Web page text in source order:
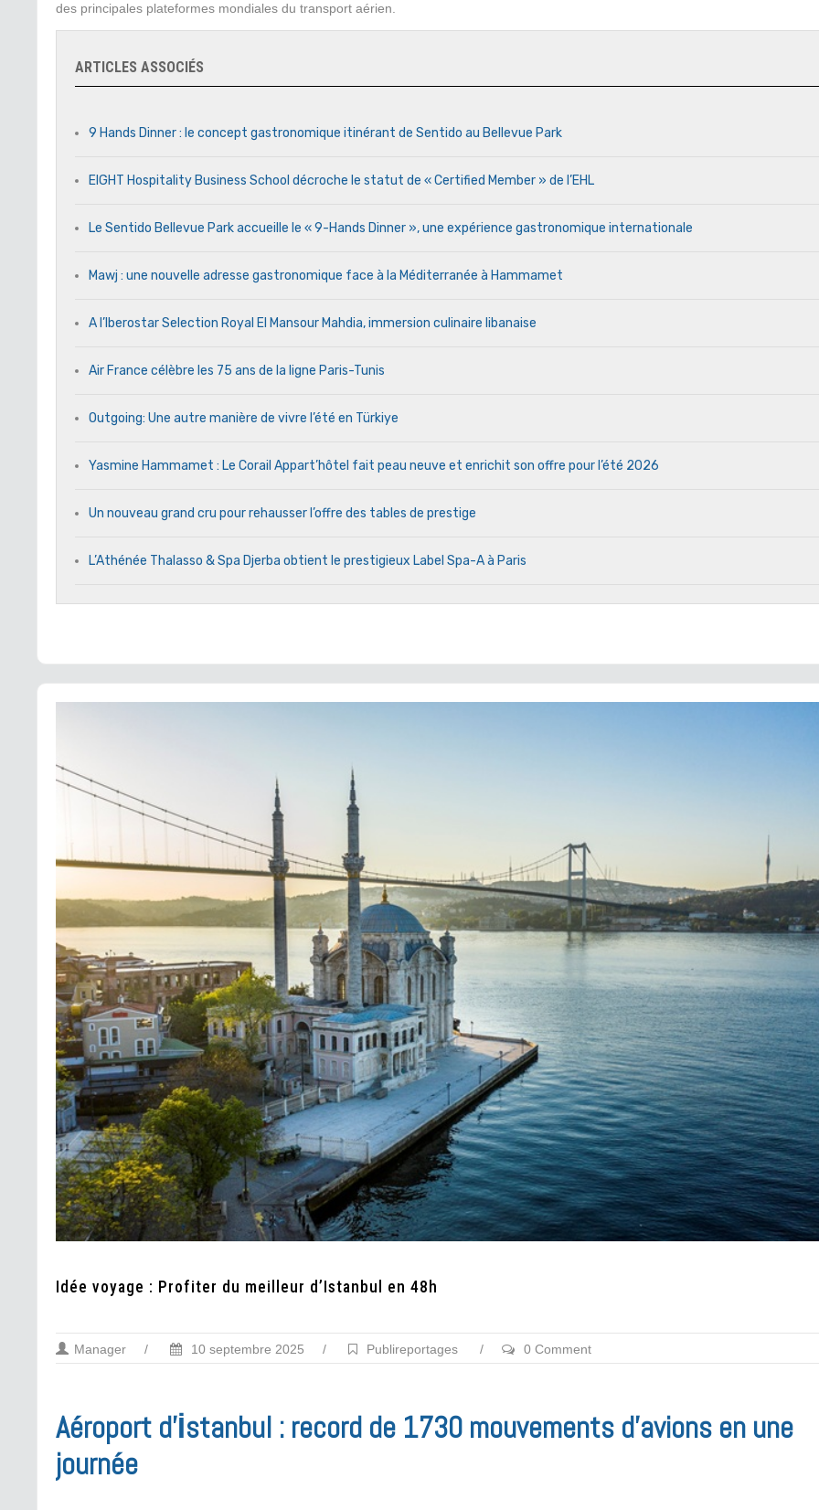
des principales plateformes mondiales du transport aérien.
ARTICLES ASSOCIÉS
9 Hands Dinner : le concept gastronomique itinérant de Sentido au Bellevue Park
EIGHT Hospitality Business School décroche le statut de « Certified Member » de l’EHL
Le Sentido Bellevue Park accueille le « 9-Hands Dinner », une expérience gastronomique internationale
Mawj : une nouvelle adresse gastronomique face à la Méditerranée à Hammamet
A l’Iberostar Selection Royal El Mansour Mahdia, immersion culinaire libanaise
Air France célèbre les 75 ans de la ligne Paris-Tunis
Outgoing: Une autre manière de vivre l’été en Türkiye
Yasmine Hammamet : Le Corail Appart’hôtel fait peau neuve et enrichit son offre pour l’été 2026
Un nouveau grand cru pour rehausser l’offre des tables de prestige
L’Athénée Thalasso & Spa Djerba obtient le prestigieux Label Spa-A à Paris
Idée voyage : Profiter du meilleur d’Istanbul en 48h
Manager / 10 septembre 2025 / Publireportages / 0 Comment
Aéroport d’İstanbul : record de 1730 mouvements d’avions en une
journée